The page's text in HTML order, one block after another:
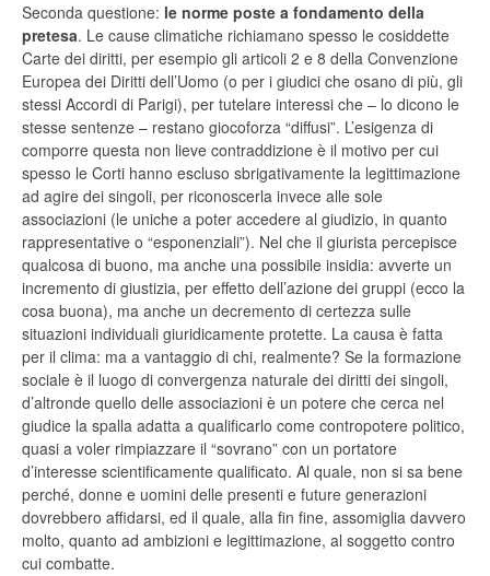
Seconda questione: le norme poste a fondamento della
pretesa. Le cause climatiche richiamano spesso le cosiddette
Carte dei diritti, per esempio gli articoli 2 e 8 della Convenzione
Europea dei Diritti dell’Uomo (o per i giudici che osano di più, gli
stessi Accordi di Parigi), per tutelare interessi che – lo dicono le
stesse sentenze – restano giocoforza “diffusi”. L’esigenza di
comporre questa non lieve contraddizione è il motivo per cui
spesso le Corti hanno escluso sbrigativamente la legittimazione
ad agire dei singoli, per riconoscerla invece alle sole
associazioni (le uniche a poter accedere al giudizio, in quanto
rappresentative o “esponenziali”). Nel che il giurista percepisce
qualcosa di buono, ma anche una possibile insidia: avverte un
incremento di giustizia, per effetto dell’azione dei gruppi (ecco la
cosa buona), ma anche un decremento di certezza sulle
situazioni individuali giuridicamente protette. La causa è fatta
per il clima: ma a vantaggio di chi, realmente? Se la formazione
sociale è il luogo di convergenza naturale dei diritti dei singoli,
d’altronde quello delle associazioni è un potere che cerca nel
giudice la spalla adatta a qualificarlo come contropotere politico,
quasi a voler rimpiazzare il “sovrano” con un portatore
d’interesse scientificamente qualificato. Al quale, non si sa bene
perché, donne e uomini delle presenti e future generazioni
dovrebbero affidarsi, ed il quale, alla fin fine, assomiglia davvero
molto, quanto ad ambizioni e legittimazione, al soggetto contro
cui combatte.